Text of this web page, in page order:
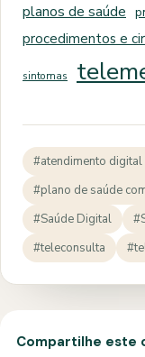
planos de saúde
procedimentos e
sintomas
#atendimento digital
#plano de saúde
#Saúde Digital
#teleconsulta
Compartilhe este